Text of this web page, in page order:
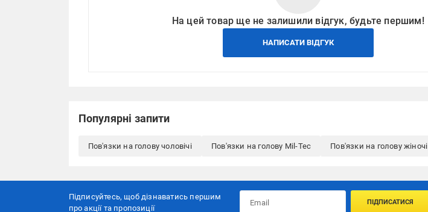
На цей товар ще не залишили відгук, будьте першим!
НАПИСАТИ ВІДГУК
Популярні запити
Пов'язки на голову чоловічі Пов'язки на голову Mil-Tec Пов'язки на голову жіночі
Підписуйтесь, щоб дізнаватись першим
про акції та пропозиції
ПІДПИСАТИСЯ